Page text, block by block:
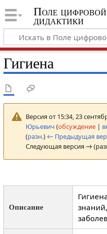
Поле цифровой
дидактики
Гигиена
Версия от 15:34, 23
Юрьевич (обсуждение|
(разн.) ← Предыдущая
Следующая версия →
Описание